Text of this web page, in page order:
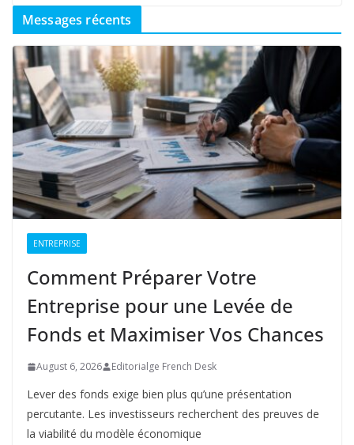
Messages récents
ENTREPRISE
Comment Préparer Votre
Entreprise pour une Levée de
Fonds et Maximiser Vos Chances
August 6, 2026 Editorialge French Desk
Lever des fonds exige bien plus qu’une présentation
percutante. Les investisseurs recherchent des preuves de
la viabilité du modèle économique